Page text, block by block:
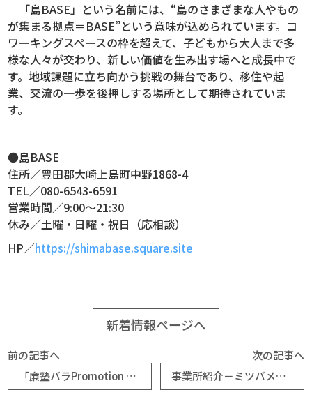
「島BASE」という名前には、“島のさまざまな人やもの
が集まる拠点＝BASE”という意味が込められています。コ
ワーキングスペースの枠を超えて、子どもから大人まで多
様な人々が交わり、新しい価値を生み出す場へと成長中で
す。地域課題に立ち向かう挑戦の舞台であり、移住や起
業、交流の一歩を後押しする場所として期待されていま
す。
●島BASE
住所／豊田郡大崎上島町中野1868-4
TEL／080-6543-6591
営業時間／9:00～21:30
休み／土曜・日曜・祝日（応相談）
HP／https://shimabase.square.site
新着情報ページへ
前の記事へ
「廉塾バラPromotion team」が始動！（神辺町商工会女性部）
次の記事へ
事業所紹介－ミツバメタル株式会社（神辺町商工会）